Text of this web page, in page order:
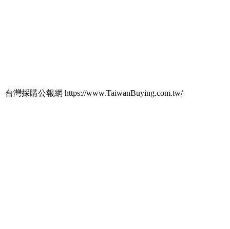
台灣採購公報網 https://www.TaiwanBuying.com.tw/